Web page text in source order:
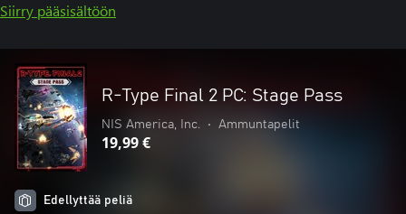
Siirry pääsisältöön
R-Type Final 2 PC: Stage Pass
NIS America, Inc. • Ammuntapelit
19,99 €
Edellyttää peliä